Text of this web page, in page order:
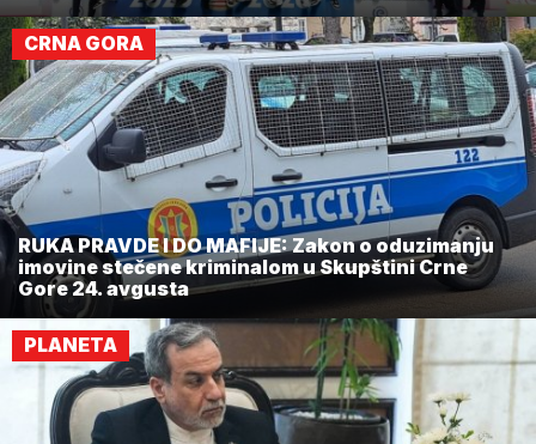
CRNA GORA
RUKA PRAVDE I DO MAFIJE: Zakon o oduzimanju
imovine stečene kriminalom u Skupštini Crne
Gore 24. avgusta
PLANETA